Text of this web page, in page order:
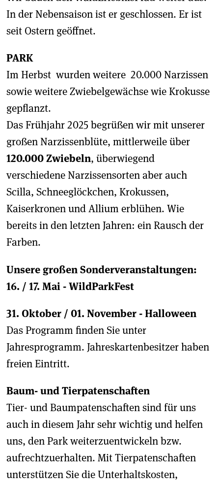
In der Nebensaison ist er geschlossen. Er ist
seit Ostern geöffnet.
PARK
Im Herbst wurden weitere 20.000 Narzissen
sowie weitere Zwiebelgewächse wie Krokusse
gepflanzt.
Das Frühjahr 2025 begrüßen wir mit unserer
großen Narzissenblüte, mittlerweile über
120.000 Zwiebeln, überwiegend
verschiedene Narzissensorten aber auch
Scilla, Schneeglöckchen, Krokussen,
Kaiserkronen und Allium erblühen. Wie
bereits in den letzten Jahren: ein Rausch der
Farben.
Unsere großen Sonderveranstaltungen:
16. / 17. Mai - WildParkFest
31. Oktober / 01. November - Halloween
Das Programm finden Sie unter
Jahresprogramm. Jahreskartenbesitzer haben
freien Eintritt.
Baum- und Tierpatenschaften
Tier- und Baumpatenschaften sind für uns
auch in diesem Jahr sehr wichtig und helfen
uns, den Park weiterzuentwickeln bzw.
aufrechtzuerhalten. Mit Tierpatenschaften
unterstützen Sie die Unterhaltskosten,